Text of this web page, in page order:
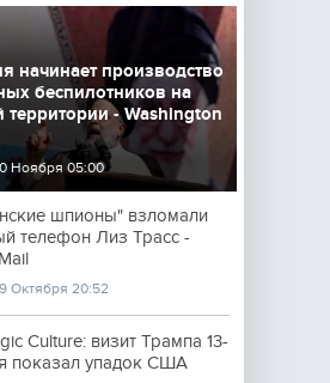
начинает производство
беспилотников на
территории - Washington
Ноября 05:00
шпионы" взломали
телефон Лиз Трасс -
Октября 20:52
Culture: визит Трампа 13-
показал упадок США